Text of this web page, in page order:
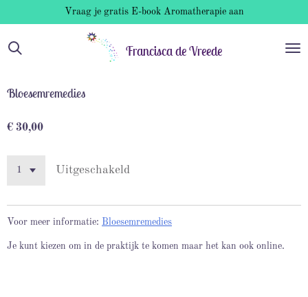
direct
naar
Francisca de Vreede
Vraag je gratis E-book Aromatherapie aan
Bloesemremedies
€ 30,00
Uitgeschakeld
Voor meer informatie: Bloesemremedies
Je kunt kiezen om in de praktijk te komen maar het kan ook online.